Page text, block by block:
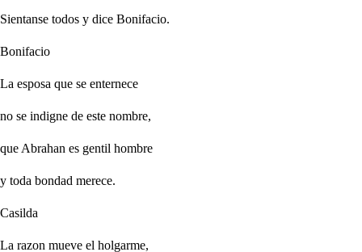
Sientanse todos y dice Bonifacio.
Bonifacio
La esposa que se enternece
no se indigne de este nombre,
que Abrahan es gentil hombre
y toda bondad merece.
Casilda
La razon mueve el holgarme,